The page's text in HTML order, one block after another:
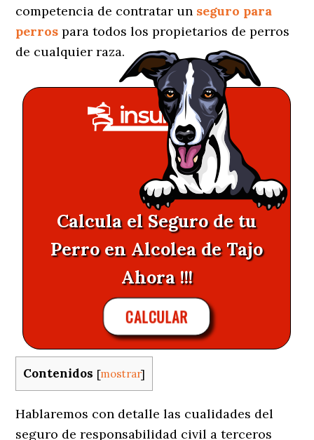
competencia de contratar un seguro para
perros para todos los propietarios de perros
de cualquier raza.
Calcula el Seguro de tu
Perro en Alcolea de Tajo
Ahora !!!
CALCULAR
Contenidos [mostrar]
Hablaremos con detalle las cualidades del
seguro de responsabilidad civil a terceros